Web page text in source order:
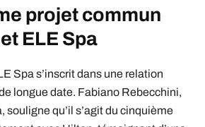
projet commun
ELE Spa
Spa s’inscrit dans une relation
longue date. Fabiano Rebecchini,
souligne qu’il s’agit du cinquième